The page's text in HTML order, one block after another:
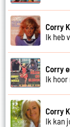
Corry
Ik heb
Corry
Ik hoor
Corry
Ik kan